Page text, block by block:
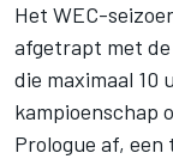
Het WEC-
afgetrapt met de
die maximaal
kampioenschap
Prologue af,